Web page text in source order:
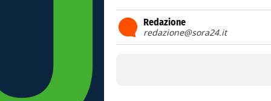
Redazione
redazione@sora24.it